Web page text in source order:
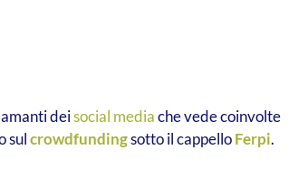
deisocial mediache vede coinvolte
sulcrowdfundingsotto il cappelloFerpi.